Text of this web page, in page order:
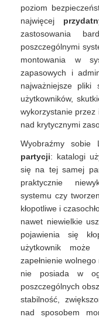
poziom
najwięcej
zastosowania
poszczególnymi
montowania w
zapasowych i
najważniejsze pliki
użytkowników,
wykorzystanie
nad krytycznymi
Wyobraźmy sobie
partycji: katalogi
się na tej samej
praktycznie
systemu czy
kłopotliwe i
nawet niewielkie
pojawienia się
użytkownik może
zapełnienie
nie posiada w
poszczególnych
stabilność,
nad sposobem